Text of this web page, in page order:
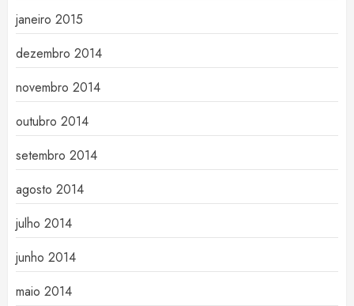
janeiro 2015
dezembro 2014
novembro 2014
outubro 2014
setembro 2014
agosto 2014
julho 2014
junho 2014
maio 2014